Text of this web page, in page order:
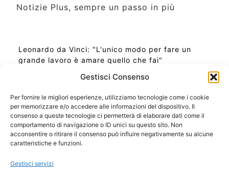
Gestisci Consenso
Per fornire le migliori esperienze, utilizziamo tecnologie come i cookie
per memorizzare e/o accedere alle informazioni del dispositivo. Il
consenso a queste tecnologie ci permetterà di elaborare dati come il
comportamento di navigazione o ID unici su questo sito. Non
acconsentire o ritirare il consenso può influire negativamente su alcune
caratteristiche e funzioni.
Gestisci servizi
Notizie Plus, sempre un passo in più
Leonardo da Vinci: "L'unico modo per fare un
grande lavoro è amare quello che fai"
Ora Esatta in Italia in questo momento
Ti Senti Strano Ultimamente? Potrebbe Essere per
la Risonanza di Schumann
Come Sapere Se Stai Ascendendo alla Quinta